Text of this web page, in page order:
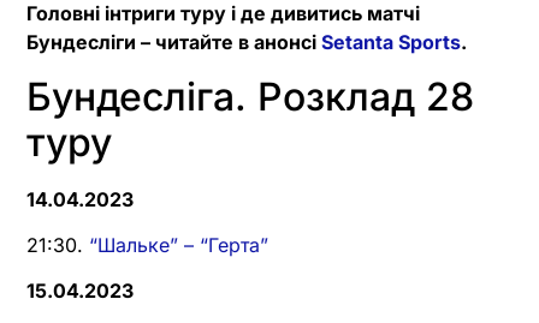
Головні інтриги туру і де дивитись матчі
Бундесліги – читайте в анонсі Setanta Sports.
Бундесліга. Розклад 28
туру
14.04.2023
21:30. “Шальке” – “Герта”
15.04.2023